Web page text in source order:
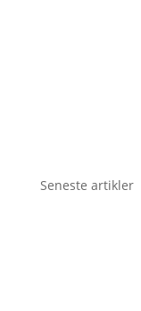
Seneste artikler